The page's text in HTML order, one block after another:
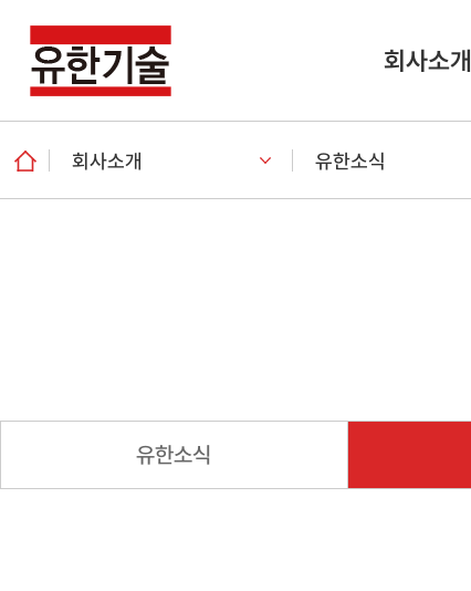
회사소개
회사소개 유한소식
유한소식